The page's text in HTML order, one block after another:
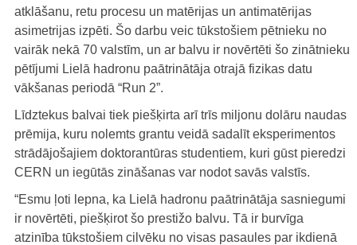
atklāšanu, retu procesu un matērijas un antimatērijas
asimetrijas izpēti. Šo darbu veic tūkstošiem pētnieku no
vairāk nekā 70 valstīm, un ar balvu ir novērtēti šo zinātnieku
pētījumi Lielā hadronu paātrinātāja otrajā fizikas datu
vākšanas periodā “Run 2”.
Līdztekus balvai tiek piešķirta arī trīs miljonu dolāru naudas
prēmija, kuru nolemts grantu veidā sadalīt eksperimentos
strādājošajiem doktorantūras studentiem, kuri gūst pieredzi
CERN un iegūtās zināšanas var nodot savās valstīs.
“Esmu ļoti lepna, ka Lielā hadronu paātrinātāja sasniegumi
ir novērtēti, piešķirot šo prestižo balvu. Tā ir burvīga
atzinība tūkstošiem cilvēku no visas pasaules par ikdienā